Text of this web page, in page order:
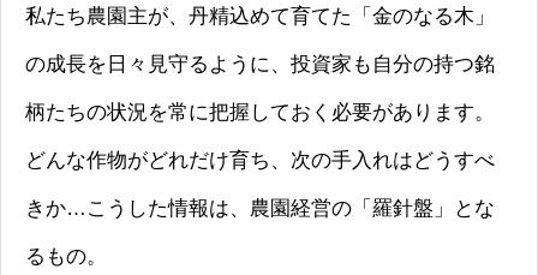
私たち農園主が、丹精込めて育てた「金のなる木」
の成長を日々見守るように、投資家も自分の持つ銘
柄たちの状況を常に把握しておく必要があります。
どんな作物がどれだけ育ち、次の手入れはどうすべ
きか…こうした情報は、農園経営の「羅針盤」とな
るもの。